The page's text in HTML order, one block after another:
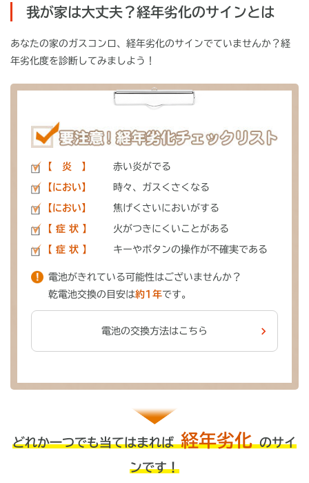
我が家は大丈夫？経年劣化のサインとは
あなたの家のガスコンロ、経年劣化のサインでていませんか？経
年劣化度を診断してみましよう！
【 炎 】 赤い炎がでる
【におい】 時々、ガスくさくなる
【におい】 焦げくさいにおいがする
【 症 状 】 火がつきにくいことがある
【 症 状 】 キーやボタンの操作が不確実である
電池がきれている可能性はございませんか？
乾電池交換の目安は約1年です。
電池の交換方法はこちら
どれか一つでも当てはまれば 経年劣化 のサイ
ンです！